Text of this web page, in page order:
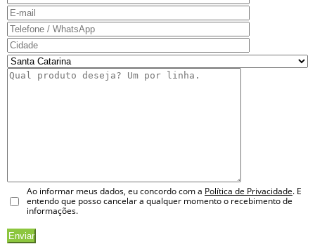
Ao informar meus dados, eu concordo com a Política de Privacidade. E
entendo que posso cancelar a qualquer momento o recebimento de
informações.